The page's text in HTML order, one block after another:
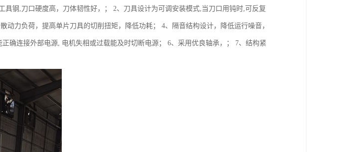
具钢,刀口硬度高，刀体韧性好，； 2、刀具设计为可调安装模式,当刀口用钝时,可反复
动力负荷，提高单片刀具的切削扭矩，降低功耗； 4、隔音结构设计，降低运行噪音，
确连接外部电源, 电机失相或过载能及时切断电源； 6、采用优良轴承，； 7、结构紧